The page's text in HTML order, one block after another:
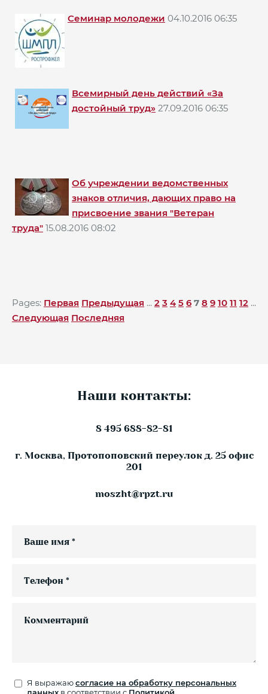
Семинар молодежи 04.10.2016 06:35
Всемирный день действий «За
достойный труд» 27.09.2016 06:35
Об учреждении ведомственных
знаков отличия, дающих право на
присвоение звания "Ветеран
труда" 15.08.2016 08:02
Pages: Первая Предыдущая ... 2 3 4 5 6 7 8 9 10 11 12 ...
Следующая Последняя
Наши контакты:
8 495 688-82-81
г. Москва, Протопоповский переулок д. 25 офис
201
moszht@rpzt.ru
Я выражаюсогласие на обработку персональных